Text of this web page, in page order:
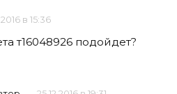
в 15:36
т16048926 подойдет?